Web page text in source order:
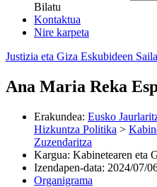
Bilatu
Kontaktua
Nire karpeta
Justizia eta Giza Eskubideen Saila
Ana Maria Reka
Erakundea: Eusko
Hizkuntza Politika >
Zuzendaritza
Kargua: Kabinetearen eta
Izendapen-data: 2024/07/
Organigrama